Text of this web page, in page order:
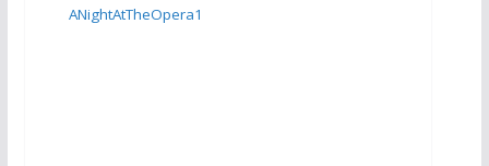
ANightAtTheOpera1